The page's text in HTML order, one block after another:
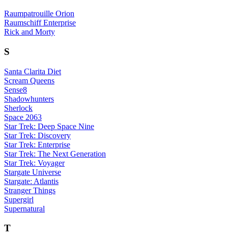
Raumpatrouille Orion
Raumschiff Enterprise
Rick and Morty
S
Santa Clarita Diet
Scream Queens
Sense8
Shadowhunters
Sherlock
Space 2063
Star Trek: Deep Space Nine
Star Trek: Discovery
Star Trek: Enterprise
Star Trek: The Next Generation
Star Trek: Voyager
Stargate Universe
Stargate: Atlantis
Stranger Things
Supergirl
Supernatural
T